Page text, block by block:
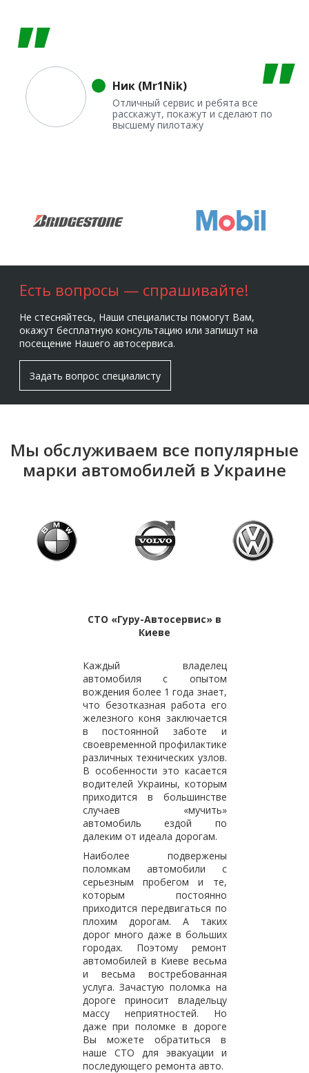
Ник (Mr1Nik)
Отличный сервис и ребята все
расскажут, покажут и сделают по
высшему пилотажу
Есть вопросы — спрашивайте!
Не стесняйтесь, Наши специалисты помогут Вам,
окажут бесплатную консультацию или запишут на
посещение Нашего автосервиса.
Задать вопрос специалисту
Мы обслуживаем все популярные
марки автомобилей в Украине
СТО «Гуру-Автосервис» в
Киеве
Каждый владелец
автомобиля с опытом
вождения более 1 года знает,
что безотказная работа его
железного коня заключается
в постоянной заботе и
своевременной профилактике
различных технических узлов.
В особенности это касается
водителей Украины, которым
приходится в большинстве
случаев «мучить»
автомобиль ездой по
далеким от идеала дорогам.
Наиболее подвержены
поломкам автомобили с
серьезным пробегом и те,
которым постоянно
приходится передвигаться по
плохим дорогам. А таких
дорог много даже в больших
городах. Поэтому ремонт
автомобилей в Киеве весьма
и весьма востребованная
услуга. Зачастую поломка на
дороге приносит владельцу
массу неприятностей. Но
даже при поломке в дороге
Вы можете обратиться в
наше СТО для эвакуации и
последующего ремонта авто.